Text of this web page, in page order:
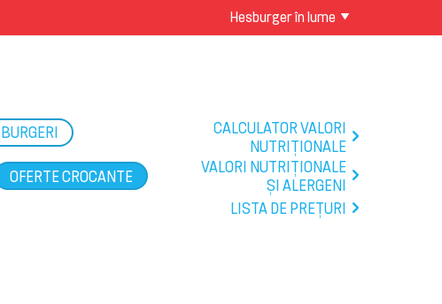
Hesburger în lume
CALCULATOR VALORI
NUTRIȚIONALE
VALORI NUTRIȚIONALE
ȘI ALERGENI
LISTA DE PREŢURI
BURGERI
OFERTE CROCANTE